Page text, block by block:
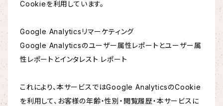
Cookieを利用しています。
Google Analyticsリマーケティング
Google Analyticsのユーザー属性レポートとユーザー属
性レポートとインタレスト レポート
これにより、本サービスではGoogle AnalyticsのCookie
を利用して、お客様の年齢・性別・閲覧履歴・本サービスに